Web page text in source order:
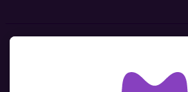
Contacte nous